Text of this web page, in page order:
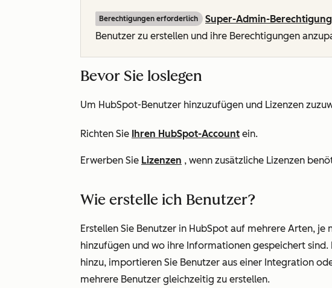
Berechtigungen erforderlich Super-Admin-
Benutzer zu erstellen und ihre Berechtigungen
Bevor Sie loslegen
Um HubSpot-Benutzer hinzuzufügen und Lizenzen
Richten Sie Ihren HubSpot-Account ein.
Erwerben Sie Lizenzen , wenn zusätzliche Lizenzen
Wie erstelle ich Benutzer?
Erstellen Sie Benutzer in HubSpot auf mehrere Arten, je
hinzufügen und wo ihre Informationen gespeichert sind.
hinzu, importieren Sie Benutzer aus einer Integration
mehrere Benutzer gleichzeitig zu erstellen.